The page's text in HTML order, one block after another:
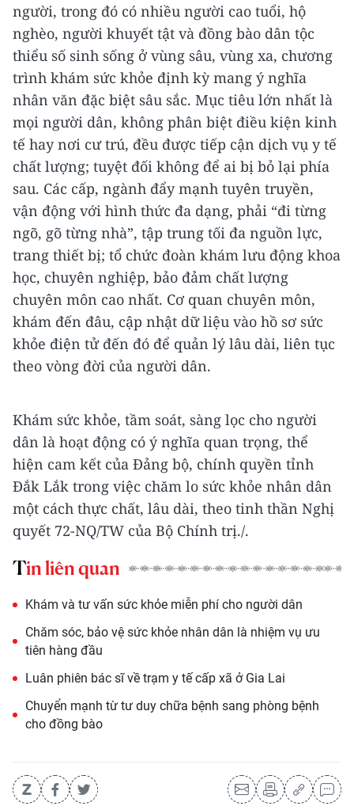
người, trong đó có nhiều người cao tuổi, hộ
nghèo, người khuyết tật và đồng bào dân tộc
thiểu số sinh sống ở vùng sâu, vùng xa, chương
trình khám sức khỏe định kỳ mang ý nghĩa
nhân văn đặc biệt sâu sắc. Mục tiêu lớn nhất là
mọi người dân, không phân biệt điều kiện kinh
tế hay nơi cư trú, đều được tiếp cận dịch vụ y tế
chất lượng; tuyệt đối không để ai bị bỏ lại phía
sau. Các cấp, ngành đẩy mạnh tuyên truyền,
vận động với hình thức đa dạng, phải “đi từng
ngõ, gõ từng nhà”, tập trung tối đa nguồn lực,
trang thiết bị; tổ chức đoàn khám lưu động khoa
học, chuyên nghiệp, bảo đảm chất lượng
chuyên môn cao nhất. Cơ quan chuyên môn,
khám đến đâu, cập nhật dữ liệu vào hồ sơ sức
khỏe điện tử đến đó để quản lý lâu dài, liên tục
theo vòng đời của người dân.
Khám sức khỏe, tầm soát, sàng lọc cho người
dân là hoạt động có ý nghĩa quan trọng, thể
hiện cam kết của Đảng bộ, chính quyền tỉnh
Đắk Lắk trong việc chăm lo sức khỏe nhân dân
một cách thực chất, lâu dài, theo tinh thần Nghị
quyết 72-NQ/TW của Bộ Chính trị./.
Tin liên quan
Khám và tư vấn sức khỏe miễn phí cho người dân
Chăm sóc, bảo vệ sức khỏe nhân dân là nhiệm vụ ưu
tiên hàng đầu
Luân phiên bác sĩ về trạm y tế cấp xã ở Gia Lai
Chuyển mạnh từ tư duy chữa bệnh sang phòng bệnh
cho đồng bào